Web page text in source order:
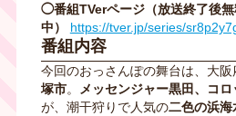
◯番組TVerページ（放送終了後
中） https://tver.jp/series/
番組内容
今回のおっさんぽの舞台は、大
塚市。 メッセンジャー黒田、コ
が、潮干狩りで人気の二色の浜海